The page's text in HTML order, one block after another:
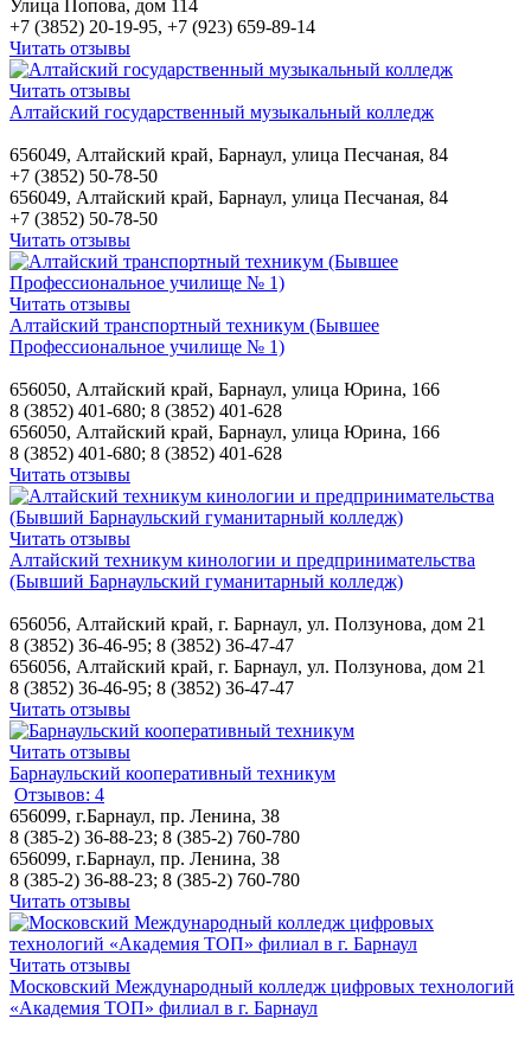
Улица Попова, дом 114
+7 (3852) 20-19-95, +7 (923) 659-89-14
Читать отзывы
Читать отзывы
Алтайский государственный музыкальный колледж
656049, Алтайский край, Барнаул, улица Песчаная, 84
+7 (3852) 50-78-50
656049, Алтайский край, Барнаул, улица Песчаная, 84
+7 (3852) 50-78-50
Читать отзывы
Читать отзывы
Алтайский транспортный техникум (Бывшее
Профессиональное училище № 1)
656050, Алтайский край, Барнаул, улица Юрина, 166
8 (3852) 401-680; 8 (3852) 401-628
656050, Алтайский край, Барнаул, улица Юрина, 166
8 (3852) 401-680; 8 (3852) 401-628
Читать отзывы
Читать отзывы
Алтайский техникум кинологии и предпринимательства
(Бывший Барнаульский гуманитарный колледж)
656056, Алтайский край, г. Барнаул, ул. Ползунова, дом 21
8 (3852) 36-46-95; 8 (3852) 36-47-47
656056, Алтайский край, г. Барнаул, ул. Ползунова, дом 21
8 (3852) 36-46-95; 8 (3852) 36-47-47
Читать отзывы
Читать отзывы
Барнаульский кооперативный техникум
Отзывов: 4
656099, г.Барнаул, пр. Ленина, 38
8 (385-2) 36-88-23; 8 (385-2) 760-780
656099, г.Барнаул, пр. Ленина, 38
8 (385-2) 36-88-23; 8 (385-2) 760-780
Читать отзывы
Читать отзывы
Московский Международный колледж цифровых технологий
«Академия ТОП» филиал в г. Барнаул